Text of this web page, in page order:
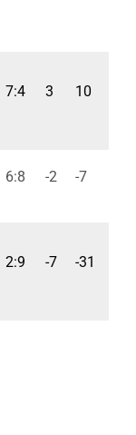
7:4 3 10
6:8 -2 -7
2:9 -7 -31